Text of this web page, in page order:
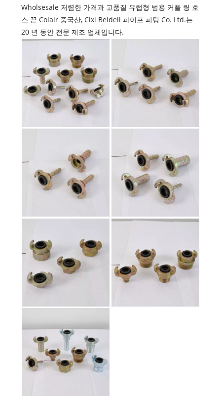
Wholsesale 저렴한 가격과 고품질 유럽형 범용 커플 링 호
스 끝 Colalr 중국산, Cixi Beideli 파이프 피팅 Co. Ltd.는
20 년 동안 전문 제조 업체입니다.